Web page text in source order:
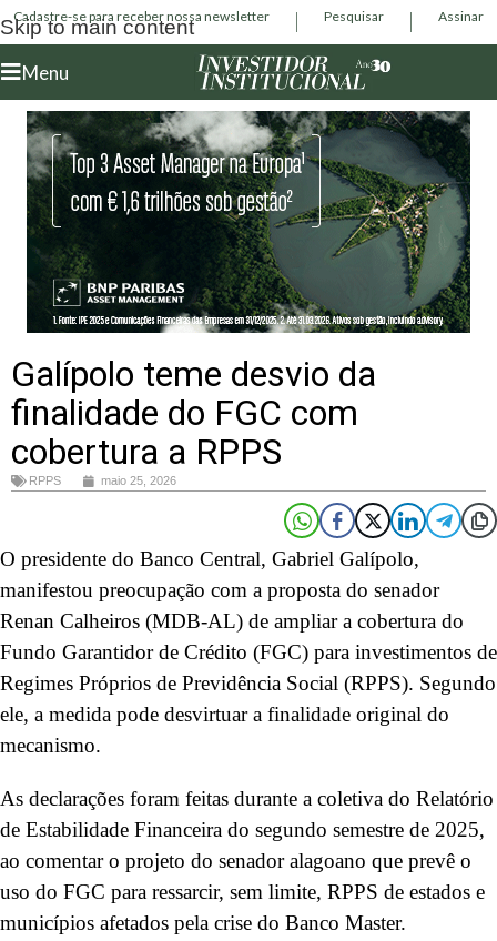
Skip to main content
Cadastre-se para receber nossa newsletter Pesquisar Assinar
Menu
Galípolo teme desvio da
finalidade do FGC com
cobertura a RPPS
RPPS maio 25, 2026
O presidente do Banco Central, Gabriel Galípolo,
manifestou preocupação com a proposta do senador
Renan Calheiros (MDB-AL) de ampliar a cobertura do
Fundo Garantidor de Crédito (FGC) para investimentos de
Regimes Próprios de Previdência Social (RPPS). Segundo
ele, a medida pode desvirtuar a finalidade original do
mecanismo.
As declarações foram feitas durante a coletiva do Relatório
de Estabilidade Financeira do segundo semestre de 2025,
ao comentar o projeto do senador alagoano que prevê o
uso do FGC para ressarcir, sem limite, RPPS de estados e
municípios afetados pela crise do Banco Master.